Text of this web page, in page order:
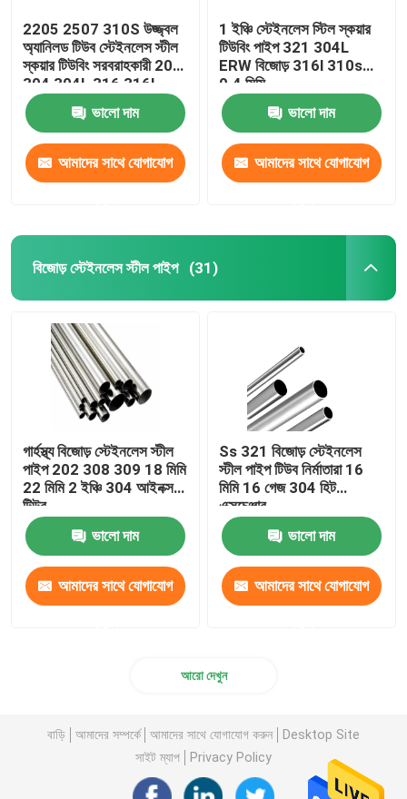
2205 2507 310S উজ্জ্বল
অ্যানিলড টিউব স্টেইনলেস স্টীল
স্কয়ার টিউবিং সরবরাহকারী 201
304 304L 316 316L
ভালো দাম
আমাদের সাথে যোগাযোগ
1 ইঞ্চি স্টেইনলেস স্টিল স্কয়ার
টিউবিং পাইপ 321 304L
ERW বিজোড় 316l 310s
0.4 মিমি
ভালো দাম
আমাদের সাথে যোগাযোগ
বিজোড় স্টেইনলেস স্টীল পাইপ (31)
গার্হস্থ্য বিজোড় স্টেইনলেস স্টীল
পাইপ 202 308 309 18 মিমি
22 মিমি 2 ইঞ্চি 304 আইনক্স
টিউব
ভালো দাম
আমাদের সাথে যোগাযোগ
Ss 321 বিজোড় স্টেইনলেস
স্টীল পাইপ টিউব নির্মাতারা 16
মিমি 16 গেজ 304 হিট
এক্সচেঞ্জার
ভালো দাম
আমাদের সাথে যোগাযোগ
আরো দেখুন
বাড়ি আমাদের সম্পর্কে আমাদের সাথে যোগাযোগ করুন
Desktop Site
সাইট ম্যাপ
Privacy Policy